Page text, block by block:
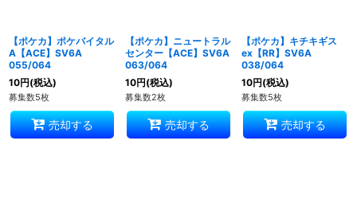
【ポケカ】ポケバイタル
A【ACE】SV6A
055/064
10円(税込)
募集数5枚
売却する
【ポケカ】ニュートラル
センター【ACE】SV6A
063/064
10円(税込)
募集数2枚
売却する
【ポケカ】キチキギス
ex【RR】SV6A
038/064
10円(税込)
募集数5枚
売却する